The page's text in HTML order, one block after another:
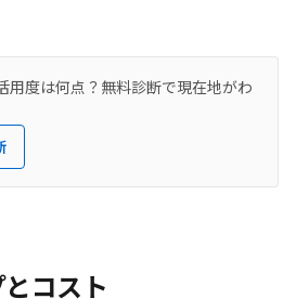
用度は何点？無料診断で現在地がわ
コスト